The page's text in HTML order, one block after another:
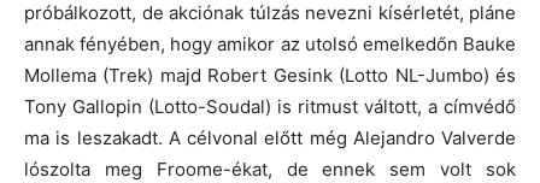
próbálkozott, de akciónak túlzás nevezni kísérletét, pláne
annak fényében, hogy amikor az utolsó emelkedőn Bauke
Mollema (Trek) majd Robert Gesink (Lotto NL-Jumbo) és
Tony Gallopin (Lotto-Soudal) is ritmust váltott, a címvédő
ma is leszakadt. A célvonal előtt még Alejandro Valverde
lószolta meg Froome-ékat, de ennek sem volt sok